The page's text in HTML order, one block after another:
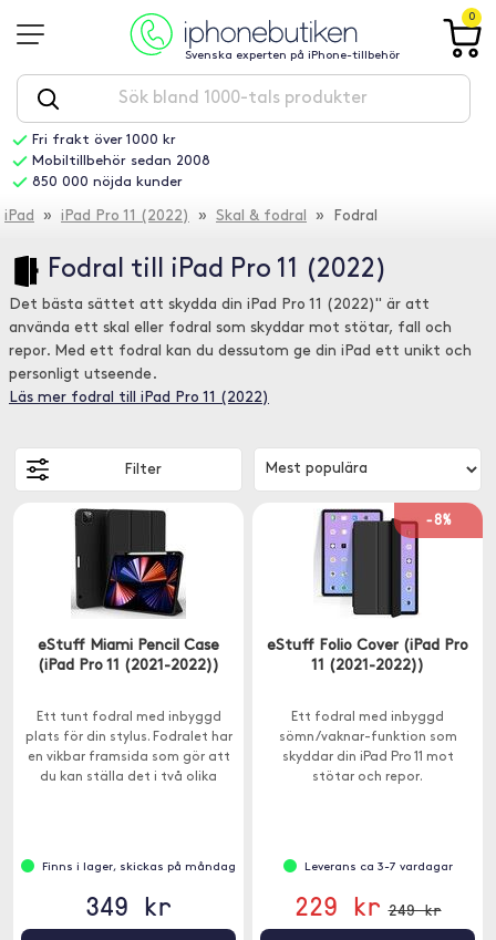
Svenska experten på iPhone-tillbehör
0
Fri frakt över 1000 kr
Mobiltillbehör sedan 2008
850 000 nöjda kunder
iPad » iPad Pro 11 (2022) » Skal & fodral » Fodral
Fodral till iPad Pro 11 (2022)
Det bästa sättet att skydda din iPad Pro 11 (2022)" är att
använda ett skal eller fodral som skyddar mot stötar, fall och
repor. Med ett fodral kan du dessutom ge din iPad ett unikt och
personligt utseende.
Läs mer fodral till iPad Pro 11 (2022)
Filter
eStuff Miami Pencil Case
(iPad Pro 11 (2021-2022))
Ett tunt fodral med inbyggd
plats för din stylus. Fodralet har
en vikbar framsida som gör att
du kan ställa det i två olika
Finns i lager, skickas på måndag
349 kr
-8%
eStuff Folio Cover (iPad Pro
11 (2021-2022))
Ett fodral med inbyggd
sömn/vaknar-funktion som
skyddar din iPad Pro 11 mot
stötar och repor.
Leverans ca 3-7 vardagar
229 kr 249 kr